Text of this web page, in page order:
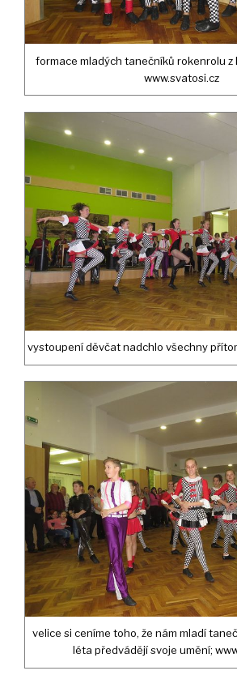
formace mladých tanečníků rokenrolu z
www.svatosi.cz
vystoupení děvčat nadchlo všechny
velice si ceníme toho, že nám mladí
léta předvádějí svoje umění;